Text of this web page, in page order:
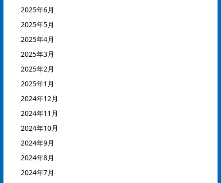
2025年6月
2025年5月
2025年4月
2025年3月
2025年2月
2025年1月
2024年12月
2024年11月
2024年10月
2024年9月
2024年8月
2024年7月